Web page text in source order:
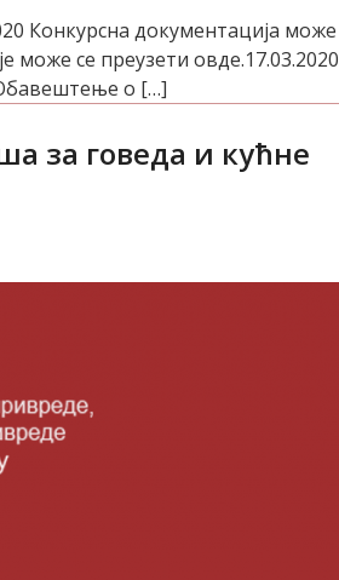
Конкурсна документација може
може се преузети овде.17.03.2020
о […]
за говеда и кућне